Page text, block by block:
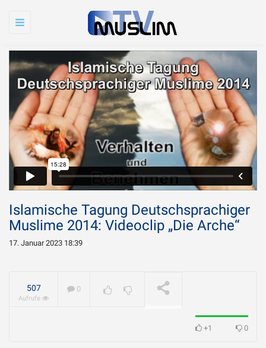
Toggle
Islamische Tagung Deutschsprachiger
Muslime 2014: Videoclip „Die Arche“
17. Januar 2023 18:39
507
Aufrufe
0
+1 0